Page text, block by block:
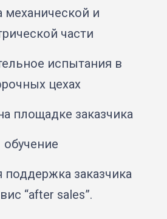
механической и
части
испытания в
цехах
площадке заказчика
обучение
поддержка заказчика
“after sales”.